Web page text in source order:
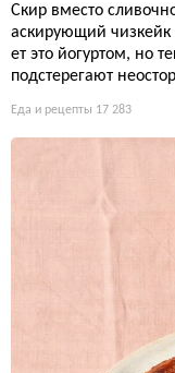
Скир вместо
аскирующий чизкейк
ет это йогуртом, но
подстерегают
Еда и рецепты 17 283